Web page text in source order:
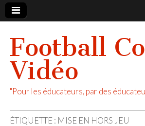
Football
Vidéo
"Pour les éducateurs, par des
ÉTIQUETTE : MISE EN HORS JEU